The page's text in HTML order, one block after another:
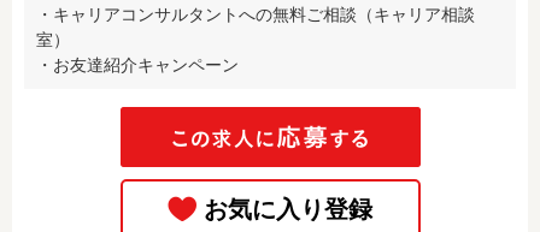
・キャリアコンサルタントへの無料ご相談（キャリア相談
室）
・お友達紹介キャンペーン